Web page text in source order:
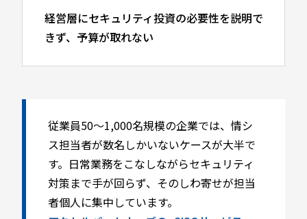
経営層にセキュリティ投資の必要性を説明で
きず、予算が取れない
従業員50〜1,000名規模の企業では、情シ
ス担当者が数名しかいないケースが大半で
す。日常業務をこなしながらセキュリティ
対策まで手が回らず、そのしわ寄せが担当
者個人に集中しています。